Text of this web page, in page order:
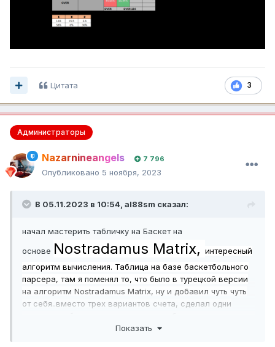
3
Цитата
Администраторы
Nazarnineangels 7 796
Опубликовано 5 ноября, 2023
В 05.11.2023 в 10:54, al88sm сказал:
начал мастерить табличку на Баскет на
основе Nostradamus Matrix, интересный
алгоритм вычисления. Таблица на базе баскетбольного
парсера, там я поменял то, что было в турецкой версии
на алгоритм Nostradamus Matrix, ну и добавил чуть чуть
от себя..вместо трех вариантов счета, сделал одни
есть тут, в разделе "ремонт таблиц". суть краш-тест
Показать